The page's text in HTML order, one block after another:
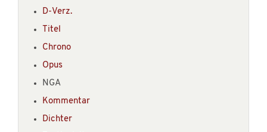
D-Verz.
Titel
Chrono
Opus
NGA
Kommentar
Dichter